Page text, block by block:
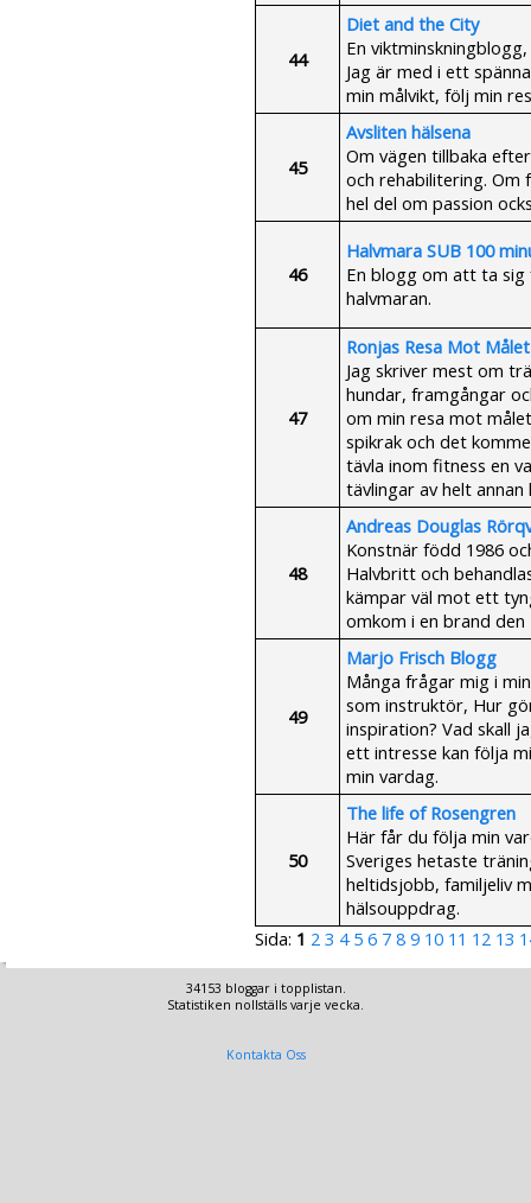
44
Diet and the City
En
Jag är med i ett
min målvikt, följ min
45
Avsliten hälsena
Om vägen tillbaka
och rehabilitering. Om
hel del om passion
46
Halvmara SUB 100
En blogg om att ta
halvmaran.
47
Ronjas Resa Mot Målet
Jag skriver mest om
hundar, framgångar
om min resa mot
spikrak och det
tävla inom fitness en
tävlingar av helt
48
Andreas Douglas
Konstnär född 1986
Halvbritt och
kämpar väl mot ett
omkom i en brand den
49
Marjo Frisch Blogg
Många frågar mig i
som instruktör, Hur
inspiration? Vad skall
ett intresse kan följa
min vardag.
50
The life of Rosengren
Här får du följa min
Sveriges hetaste
heltidsjobb, familjeliv
hälsouppdrag.
Sida: 1 2 3 4 5 6 7 8 9 10 11 12 13
34153 bloggar i topplistan.
Statistiken nollställs varje vecka.
Kontakta Oss